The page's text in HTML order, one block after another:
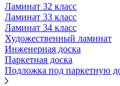
Ламинат 32 класс
Ламинат 33 класс
Ламинат 34 класс
Художественный ламинат
Инженерная доска
Паркетная доска
Подложка под паркетную